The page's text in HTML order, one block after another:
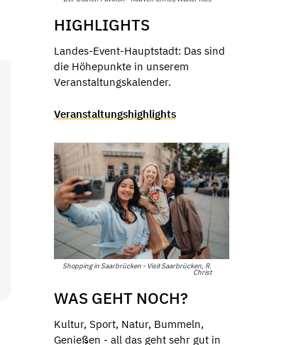
HIGHLIGHTS
Landes-Event-Hauptstadt: Das sind
die Höhepunkte in unserem
Veranstaltungskalender.
Veranstaltungshighlights
Shopping in Saarbrücken - Visit Saarbrücken, R.
Christ
WAS GEHT NOCH?
Kultur, Sport, Natur, Bummeln,
Genießen - all das geht sehr gut in